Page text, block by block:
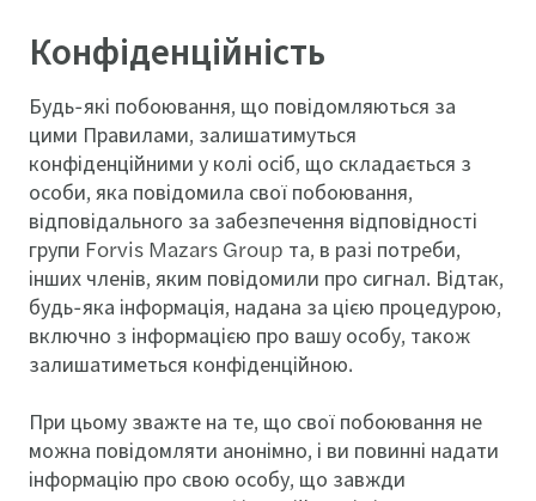
Конфіденційність
Будь-які побоювання, що повідомляються за
цими Правилами, залишатимуться
конфіденційними у колі осіб, що складається з
особи, яка повідомила свої побоювання,
відповідального за забезпечення відповідності
групи Forvis Mazars Group та, в разі потреби,
інших членів, яким повідомили про сигнал. Відтак,
будь-яка інформація, надана за цією процедурою,
включно з інформацією про вашу особу, також
залишатиметься конфіденційною.
При цьому зважте на те, що свої побоювання не
можна повідомляти анонімно, і ви повинні надати
інформацію про свою особу, що завжди